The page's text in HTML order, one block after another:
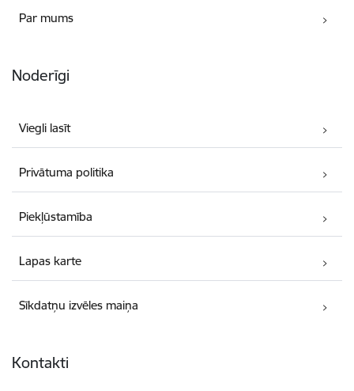
Par mums
Noderīgi
Viegli lasīt
Privātuma politika
Piekļūstamība
Lapas karte
Sīkdatņu izvēles maiņa
Kontakti